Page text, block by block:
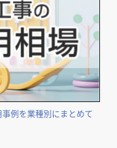
例を業種別にまとめて